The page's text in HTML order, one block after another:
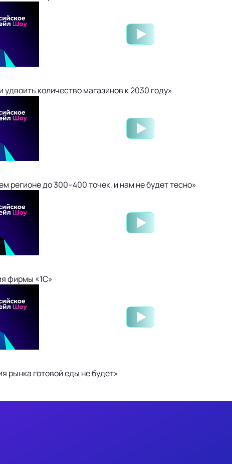
количество магазинов к 2030 году»
до 300–400 точек, и нам не будет тесно»
фирмы «1С»
рынка готовой еды не будет»